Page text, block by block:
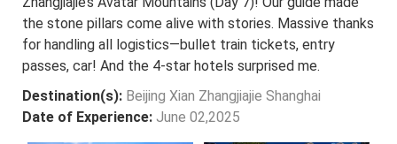
the stone pillars come alive with stories. Massive thanks
for handling all logistics—bullet train tickets, entry
passes, car! And the 4-star hotels surprised me.
Destination(s): Beijing Xian Zhangjiajie Shanghai
Date of Experience: June 02,2025